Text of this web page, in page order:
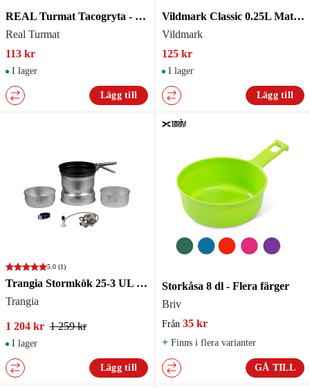
REAL Turmat Tacogryta - Gryta
Real Turmat
113 kr
I lager
Lägg till
Vildmark Classic 0.25L Mattsvart
Vildmark
125 kr
I lager
Lägg till
5.0 (1)
Trangia Stormkök 25-3 UL med gasbrännare
Trangia
1 204 kr 1 259 kr
I lager
Lägg till
Storkåsa 8 dl - Flera färger
Briv
Från 35 kr
+ Finns i flera varianter
GÅ TILL